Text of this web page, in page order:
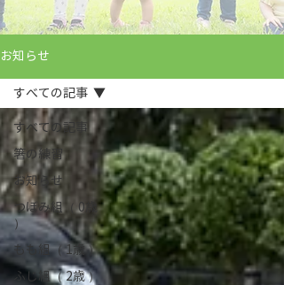
お知らせ
すべての記事
箸の練習
お知らせ
つぼみ組（ 0歳
）
もも組（ 1歳 ）
ふじ組（ 2歳 ）
すべての記事